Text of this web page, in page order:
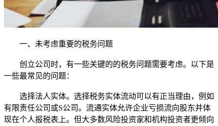
一、未考虑重要的税务问题
创立公司时，有一些关键的的税务问题需要考虑。以下是
一些最常见的问题：
选择法人实体。选择税务实体流动可以有正当理由，例如
有限责任公司或S公司。流通实体允许企业亏损流向股东并体
现在个人报税表上。但大多数风险投资家和机构投资者更倾向